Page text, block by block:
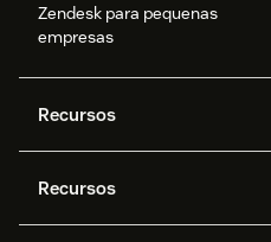
Zendesk para pequenas
empresas
Recursos
Zendesk AI
Recursos